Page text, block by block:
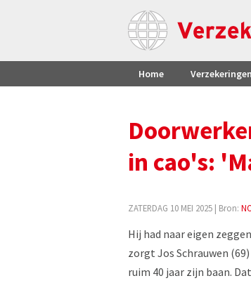
Home Verzekeringen
in cao's:
ZATERDAG 10 MEI 2025 | Bron:
Hij had naar eigen
zorgt Jos Schrauwen
ruim 40 jaar zijn baan.